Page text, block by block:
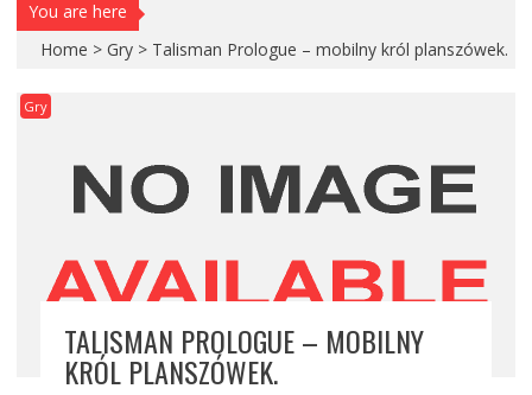
You are here
Home > Gry > Talisman Prologue – mobilny król planszówek.
Gry
TALISMAN PROLOGUE – MOBILNY
KRÓL PLANSZÓWEK.